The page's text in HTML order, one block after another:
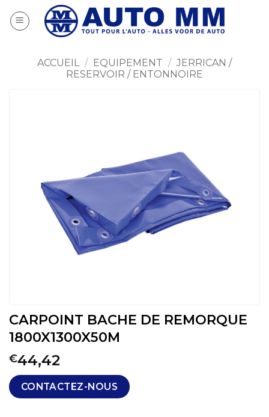
au
ACCUEIL / EQUIPEMENT / JERRICAN /
RESERVOIR / ENTONNOIRE
CARPOINT BACHE DE REMORQUE
1800X1300X50M
€44,42
CONTACTEZ-NOUS